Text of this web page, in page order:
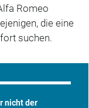
Romeo
die eine
suchen.
nicht der